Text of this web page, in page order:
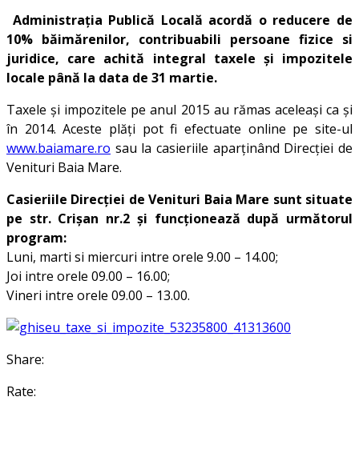
Administrația Publică Locală acordă o reducere de
10% băimărenilor, contribuabili persoane fizice si
juridice, care achită integral taxele și impozitele
locale până la data de 31 martie.
Taxele și impozitele pe anul 2015 au rămas aceleași ca și
în 2014. Aceste plăți pot fi efectuate online pe site-ul
www.baiamare.ro sau la casieriile aparținând Direcției de
Venituri Baia Mare.
Casieriile Direcției de Venituri Baia Mare sunt situate
pe str. Crișan nr.2 și funcționează după următorul
program:
Luni, marti si miercuri intre orele 9.00 – 14.00;
Joi intre orele 09.00 – 16.00;
Vineri intre orele 09.00 – 13.00.
Share:
Rate: